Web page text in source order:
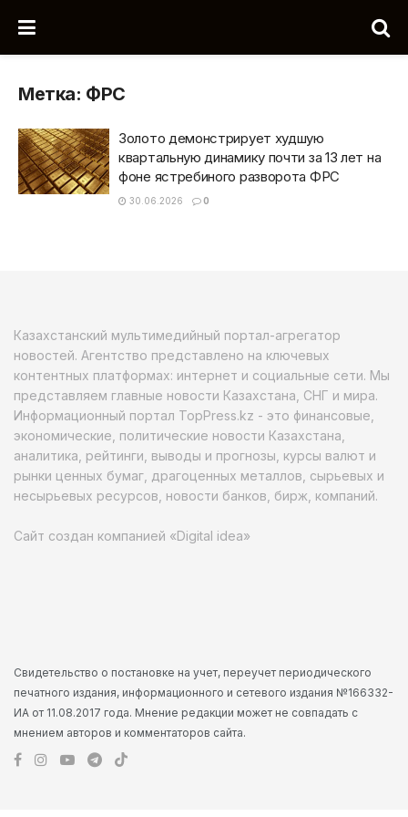
Метка: ФРС
Золото демонстрирует худшую
квартальную динамику почти за 13 лет на
фоне ястребиного разворота ФРС
30.06.2026 0
Казахстанский мультимедийный портал-агрегатор
новостей. Агентство представлено на ключевых
контентных платформах: интернет и социальные сети. Мы
представляем главные новости Казахстана, СНГ и мира.
Информационный портал TopPress.kz - это финансовые,
экономические, политические новости Казахстана,
аналитика, рейтинги, выводы и прогнозы, курсы валют и
рынки ценных бумаг, драгоценных металлов, сырьевых и
несырьевых ресурсов, новости банков, бирж, компаний.
Сайт создан компанией «Digital idea»
Свидетельство о постановке на учет, переучет периодического
печатного издания, информационного и сетевого издания №166332-
ИА от 11.08.2017 года. Мнение редакции может не совпадать с
мнением авторов и комментаторов сайта.